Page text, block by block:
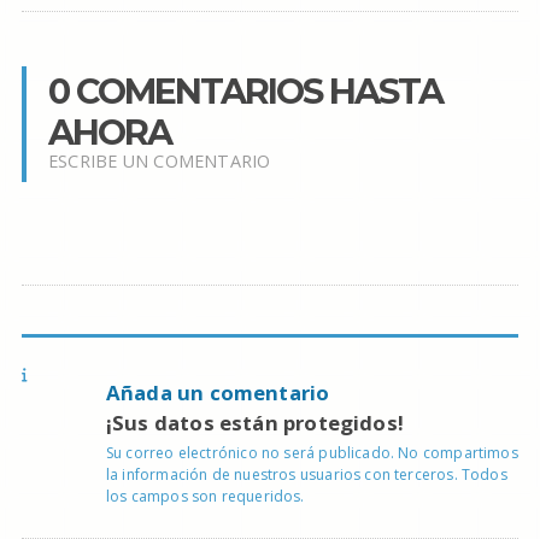
0 COMENTARIOS HASTA
AHORA
ESCRIBE UN COMENTARIO
Añada un comentario
¡Sus datos están protegidos!
Su correo electrónico no será publicado. No compartimos
la información de nuestros usuarios con terceros. Todos
los campos son requeridos.